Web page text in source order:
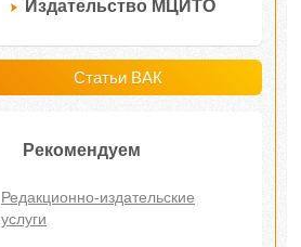
Издательство МЦИТО
Статьи ВАК
Рекомендуем
Редакционно-издательские
услуги